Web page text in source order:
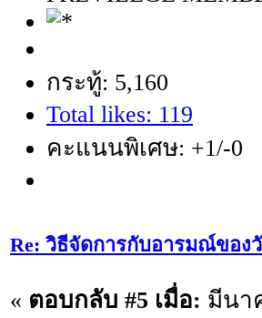
กระทู้: 5,160
Total likes: 119
คะแนนพิเศษ: +1/-0
Re: วิธีจัดการกับอารมณ์ของ
« ตอบกลับ #5 เมื่อ: มีนา